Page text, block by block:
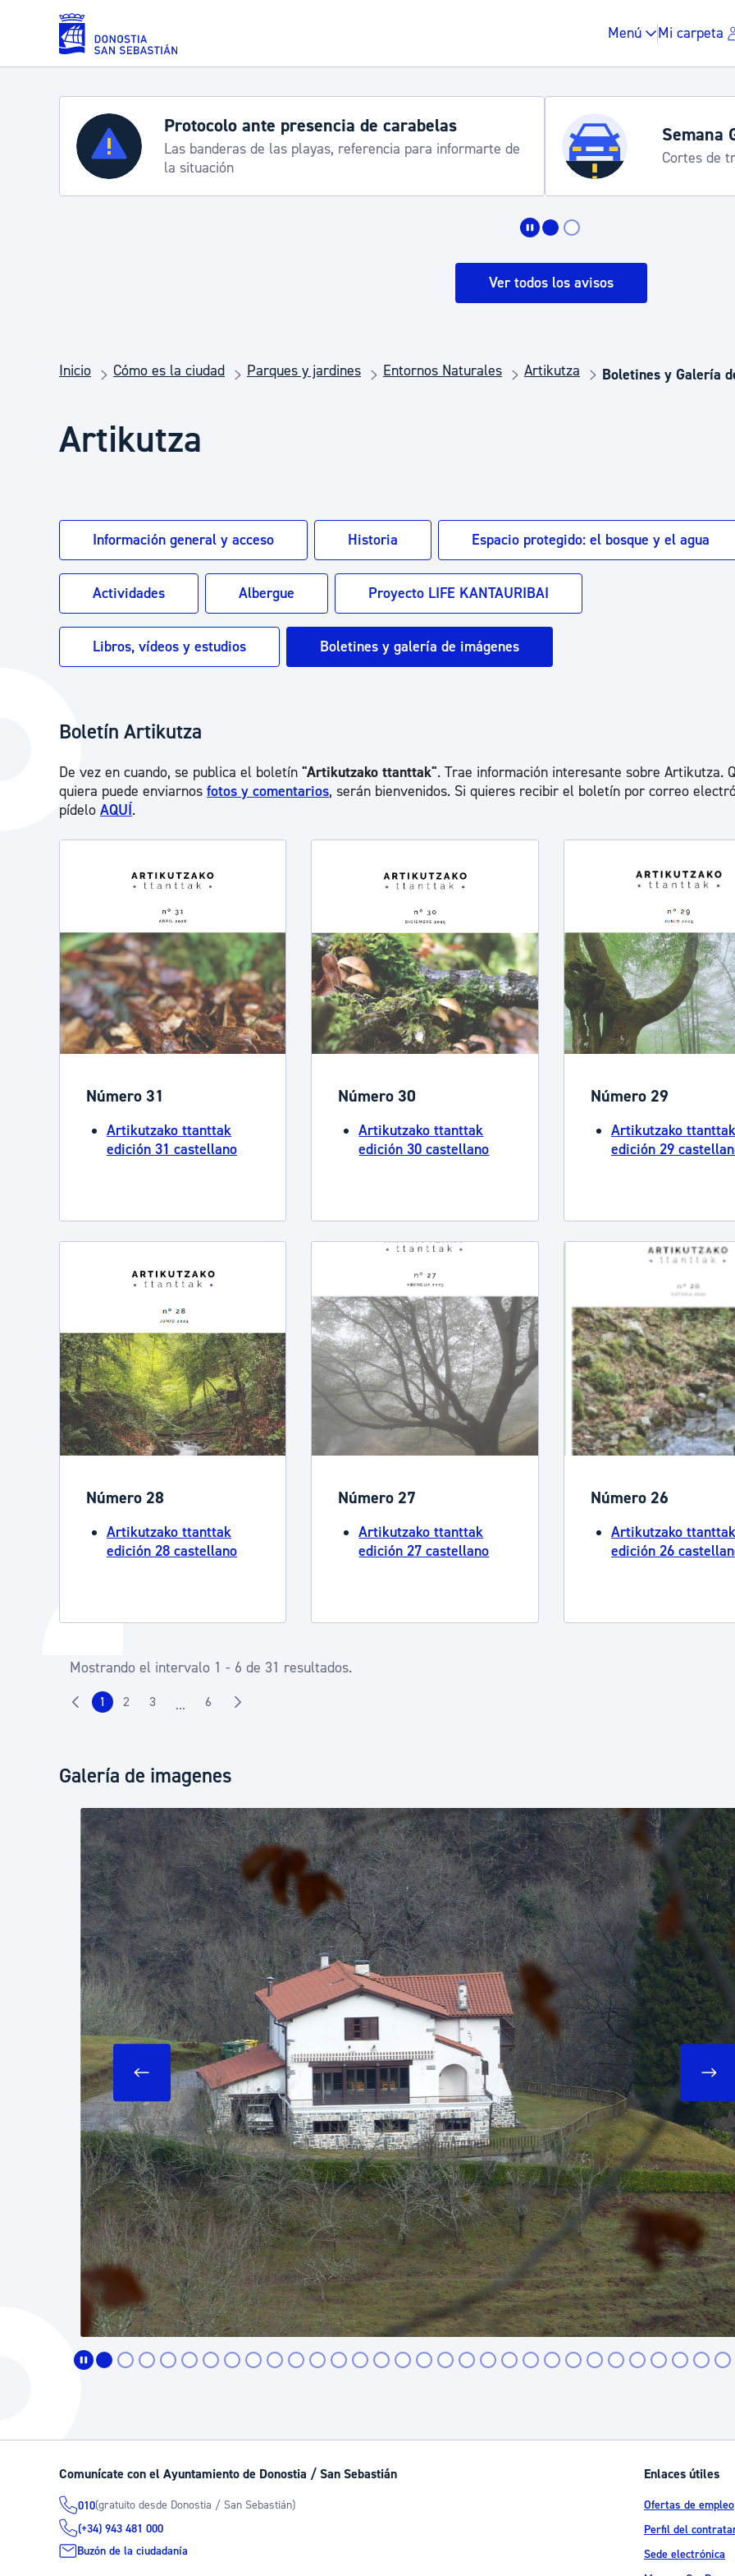
Saltar al contenido principal
Menú Mi carpeta
Servicios
Padrón y asuntos personales
Espacio público,
Seguridad ciudadana y emergencias Euskera
Salud Pública, animales y consumo
Participación ciudadana y asociacionismo Cultura
Deporte
La ciudad ahora
Descubre la ciudad
La ciudad futura
Noticias
Agenda cultural
Tablón de anuncios oficiales
Portal de transparencia
Semana Grande 2026: programa
8-15 agosto
Horarios
Udalinfo,
Urgull,
Ver todos los avisos
Inicio Cómo es la ciudad Parques y jardines Entornos Naturales Artikutza Boletines y Galería
Artikutza
Información general y acceso Historia Espacio protegido: el bosque y el agua
Actividades Albergue Proyecto LIFE KANTAURIBAI
Libros, vídeos y estudios Boletines y galería de imágenes
Boletín Artikutza
De vez en cuando, se publica el boletín "Artikutzako ttanttak". Trae información interesante sobre Artikutza.
quiera puede enviarnos fotos y comentarios, serán bienvenidos. Si quieres recibir el boletín por correo
pídelo AQUÍ.
Número 31
Artikutzako ttanttak
edición 31 castellano
Número 30
Artikutzako ttanttak
edición 30 castellano
Número 29
Artikutzako ttanttak
edición 29
Número 28
Artikutzako ttanttak
edición 28 castellano
Número 27
Artikutzako ttanttak
edición 27 castellano
Número 26
Artikutzako ttanttak
edición 26
Mostrando el intervalo 1 - 6 de 31 resultados.
1 2 3 ... 6
Galería de imagenes
Comunícate con el Ayuntamiento de Donostia / San Sebastián
010(gratuito desde Donostia / San Sebastián)
(+34) 943 481 000
Buzón de la ciudadanía
Enlaces útiles
Ofertas de empleo
Perfil del
Sede electrónica